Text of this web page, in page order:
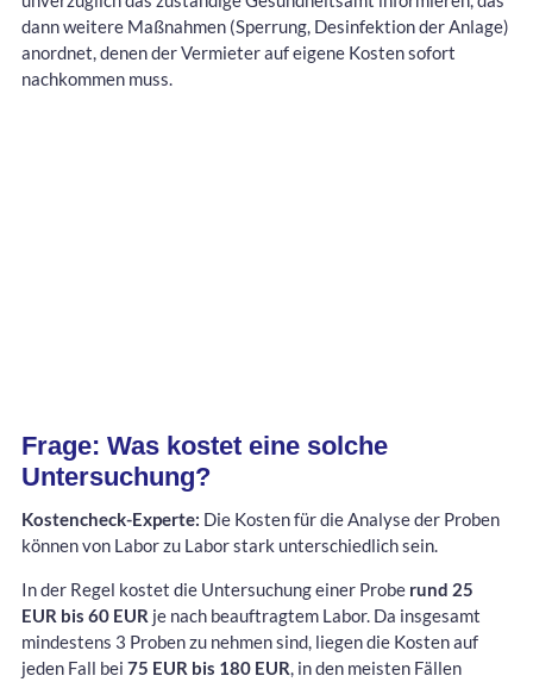
dann weitere Maßnahmen (Sperrung, Desinfektion der Anlage)
anordnet, denen der Vermieter auf eigene Kosten sofort
nachkommen muss.
Frage: Was kostet eine solche
Untersuchung?
Kostencheck-Experte: Die Kosten für die Analyse der Proben
können von Labor zu Labor stark unterschiedlich sein.
In der Regel kostet die Untersuchung einer Probe rund 25
EUR bis 60 EUR je nach beauftragtem Labor. Da insgesamt
mindestens 3 Proben zu nehmen sind, liegen die Kosten auf
jeden Fall bei 75 EUR bis 180 EUR, in den meisten Fällen